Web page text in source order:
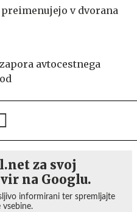
preimenujejo v dvorana
avtocestnega
za svoj
na Googlu.
informirani ter spremljajte
vsebine.